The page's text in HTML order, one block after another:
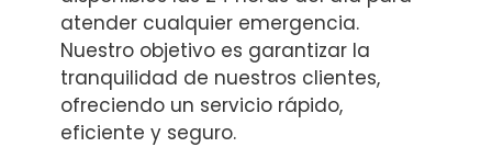
atender cualquier emergencia.
Nuestro objetivo es garantizar la
tranquilidad de nuestros clientes,
ofreciendo un servicio rápido,
eficiente y seguro.